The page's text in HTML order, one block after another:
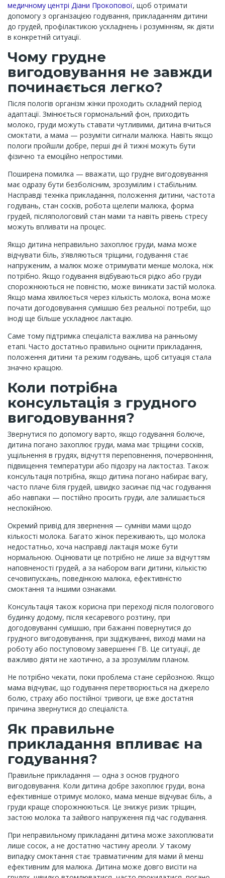
медичному центрі Діани Прокопової, щоб отримати
допомогу з організацією годування, прикладанням дитини
до грудей, профілактикою ускладнень і розумінням, як діяти
в конкретній ситуації.
Чому грудне
вигодовування не завжди
починається легко?
Після пологів організм жінки проходить складний період
адаптації. Змінюється гормональний фон, приходить
молоко, груди можуть ставати чутливими, дитина вчиться
смоктати, а мама — розуміти сигнали малюка. Навіть якщо
пологи пройшли добре, перші дні й тижні можуть бути
фізично та емоційно непростими.
Поширена помилка — вважати, що грудне вигодовування
має одразу бути безболісним, зрозумілим і стабільним.
Насправді техніка прикладання, положення дитини, частота
годувань, стан сосків, робота щелепи малюка, форма
грудей, післяпологовий стан мами та навіть рівень стресу
можуть впливати на процес.
Якщо дитина неправильно захоплює груди, мама може
відчувати біль, з’являються тріщини, годування стає
напруженим, а малюк може отримувати менше молока, ніж
потрібно. Якщо годування відбуваються рідко або груди
спорожнюються не повністю, може виникати застій молока.
Якщо мама хвилюється через кількість молока, вона може
почати догодовування сумішшю без реальної потреби, що
іноді ще більше ускладнює лактацію.
Саме тому підтримка спеціаліста важлива на ранньому
етапі. Часто достатньо правильно оцінити прикладання,
положення дитини та режим годувань, щоб ситуація стала
значно кращою.
Коли потрібна
консультація з грудного
вигодовування?
Звернутися по допомогу варто, якщо годування болюче,
дитина погано захоплює груди, мама має тріщини сосків,
ущільнення в грудях, відчуття переповнення, почервоніння,
підвищення температури або підозру на лактостаз. Також
консультація потрібна, якщо дитина погано набирає вагу,
часто плаче біля грудей, швидко засинає під час годування
або навпаки — постійно просить груди, але залишається
неспокійною.
Окремий привід для звернення — сумніви мами щодо
кількості молока. Багато жінок переживають, що молока
недостатньо, хоча насправді лактація може бути
нормальною. Оцінювати це потрібно не лише за відчуттям
наповненості грудей, а за набором ваги дитини, кількістю
сечовипускань, поведінкою малюка, ефективністю
смоктання та іншими ознаками.
Консультація також корисна при переході після пологового
будинку додому, після кесаревого розтину, при
догодовуванні сумішшю, при бажанні повернутися до
грудного вигодовування, при зціджуванні, виході мами на
роботу або поступовому завершенні ГВ. Це ситуації, де
важливо діяти не хаотично, а за зрозумілим планом.
Не потрібно чекати, поки проблема стане серйозною. Якщо
мама відчуває, що годування перетворюється на джерело
болю, страху або постійної тривоги, це вже достатня
причина звернутися до спеціаліста.
Як правильне
прикладання впливає на
годування?
Правильне прикладання — одна з основ грудного
вигодовування. Коли дитина добре захоплює груди, вона
ефективніше отримує молоко, мама менше відчуває біль, а
груди краще спорожнюються. Це знижує ризик тріщин,
застою молока та зайвого напруження під час годування.
При неправильному прикладанні дитина може захоплювати
лише сосок, а не достатню частину ареоли. У такому
випадку смоктання стає травматичним для мами й менш
ефективним для малюка. Дитина може довго висіти на